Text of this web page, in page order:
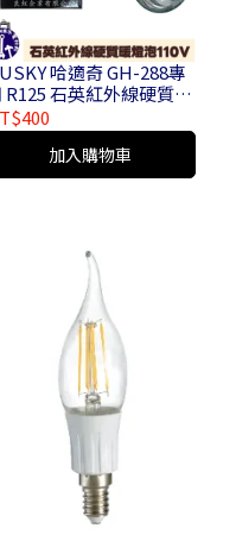
哈適奇 GH-288專
R125 石英紅外線硬質暖
浴室暖風機保溫燈泡
245W 110V
加入購物車